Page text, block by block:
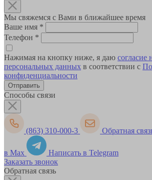
Мы свяжемся с Вами в ближайшее время
Ваше имя *
Телефон *
Нажимая на кнопку ниже, я даю согласие
персональных данных в соответствии с
конфиденциальности
Способы связи
(863) 310-000-3 Обратная
в Max
Написать в Telegram
Заказать звонок
Обратная связь